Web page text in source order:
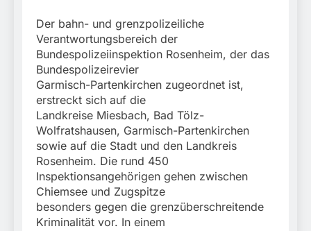
Der bahn- und grenzpolizeiliche
Verantwortungsbereich der
Bundespolizeiinspektion Rosenheim, der das
Bundespolizeirevier
Garmisch-Partenkirchen zugeordnet ist,
erstreckt sich auf die
Landkreise Miesbach, Bad Tölz-
Wolfratshausen, Garmisch-Partenkirchen
sowie auf die Stadt und den Landkreis
Rosenheim. Die rund 450
Inspektionsangehörigen gehen zwischen
Chiemsee und Zugspitze
besonders gegen die grenzüberschreitende
Kriminalität vor. In einem